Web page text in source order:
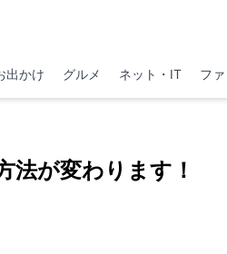
出かけ グルメ ネット・IT フ
法が変わります！